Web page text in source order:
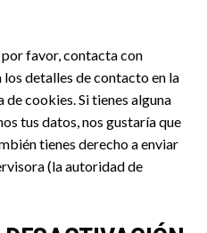
favor, contacta con
detalles de contacto en la
cookies. Si tienes alguna
tus datos, nos gustaría que
tienes derecho a enviar
(la autoridad de